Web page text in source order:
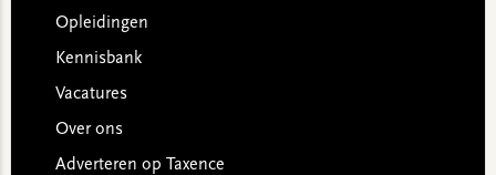
Opleidingen
Kennisbank
Vacatures
Over ons
Adverteren op Taxence